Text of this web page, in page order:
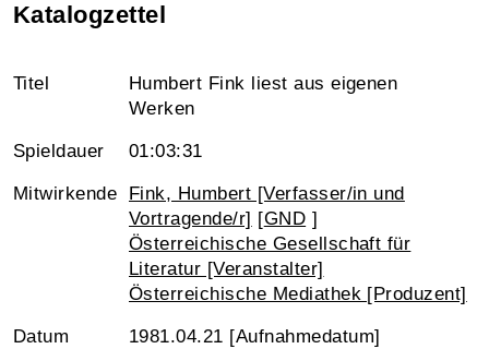
Katalogzettel
Titel
Humbert Fink liest aus eigenen
Werken
Spieldauer 01:03:31
Mitwirkende
Fink, Humbert [Verfasser/in und
Vortragende/r] [GND ]
Österreichische Gesellschaft für
Literatur [Veranstalter]
Österreichische Mediathek [Produzent]
Datum 1981.04.21 [Aufnahmedatum]